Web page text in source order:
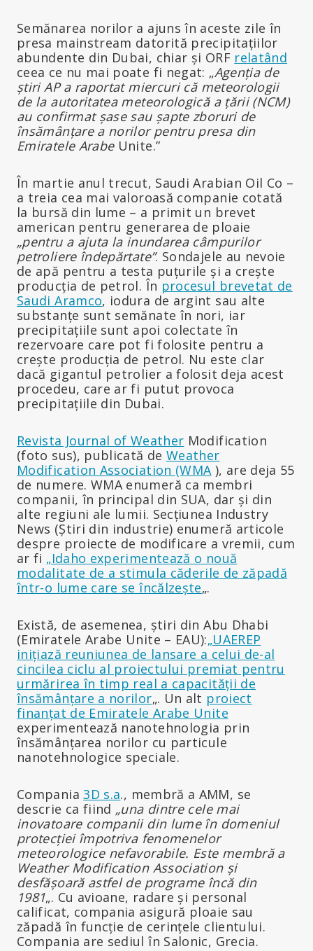
Semănarea norilor a ajuns în aceste zile în
presa mainstream datorită precipitațiilor
abundente din Dubai, chiar și ORF relatând
ceea ce nu mai poate fi negat: „Agenția de
știri AP a raportat miercuri că meteorologii
de la autoritatea meteorologică a țării (NCM)
au confirmat șase sau șapte zboruri de
însămânțare a norilor pentru presa din
Emiratele ArabeUnite.”
În martie anul trecut, Saudi Arabian Oil Co –
a treia cea mai valoroasă companie cotată
la bursă din lume – a primit un brevet
american pentru generarea de ploaie
„pentru a ajuta la inundarea câmpurilor
petroliere îndepărtate”. Sondajele au nevoie
de apă pentru a testa puțurile și a crește
producția de petrol. În procesul brevetat de
Saudi Aramco, iodura de argint sau alte
substanțe sunt semănate în nori, iar
precipitațiile sunt apoi colectate în
rezervoare care pot fi folosite pentru a
crește producția de petrol. Nu este clar
dacă gigantul petrolier a folosit deja acest
procedeu, care ar fi putut provoca
precipitațiile din Dubai.
Revista Journal of Weather Modification
(foto sus), publicată de Weather
Modification Association (WMA ), are deja 55
de numere. WMA enumeră ca membri
companii, în principal din SUA, dar și din
alte regiuni ale lumii. Secțiunea Industry
News (Știri din industrie) enumeră articole
despre proiecte de modificare a vremii, cum
ar fi „Idaho experimentează o nouă
modalitate de a stimula căderile de zăpadă
într-o lume care se încălzește„.
Există, de asemenea, știri din Abu Dhabi
(Emiratele Arabe Unite – EAU):„UAEREP
inițiază reuniunea de lansare a celui de-al
cincilea ciclu al proiectului premiat pentru
urmărirea în timp real a capacității de
însămânțare a norilor„. Un alt proiect
finanțat de Emiratele Arabe Unite
experimentează nanotehnologia prin
însămânțarea norilor cu particule
nanotehnologice speciale.
Compania3D s.a., membră a AMM, se
descrie ca fiind „una dintre cele mai
inovatoare companii din lume în domeniul
protecției împotriva fenomenelor
meteorologice nefavorabile. Este membră a
Weather Modification Association și
desfășoară astfel de programe încă din
1981„. Cu avioane, radare și personal
calificat, compania asigură ploaie sau
zăpadă în funcție de cerințele clientului.
Compania are sediul în Salonic, Grecia.